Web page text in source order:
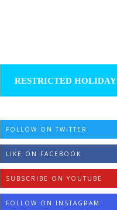
RESTRICTED
FOLLOW ON TWITTER
LIKE ON FACEBOOK
SUBSCRIBE ON YOUTUBE
FOLLOW ON INSTAGRAM